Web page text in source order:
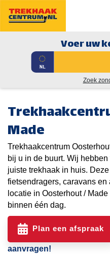
Voer uw
Zoek
Made
Trekhaakcentrum
bij u in de buurt. Wij
juiste trekhaak in huis.
fietsendragers, caravans
locatie in Oosterhout /
binnen één dag.
Plan een afspraak
aanvragen!